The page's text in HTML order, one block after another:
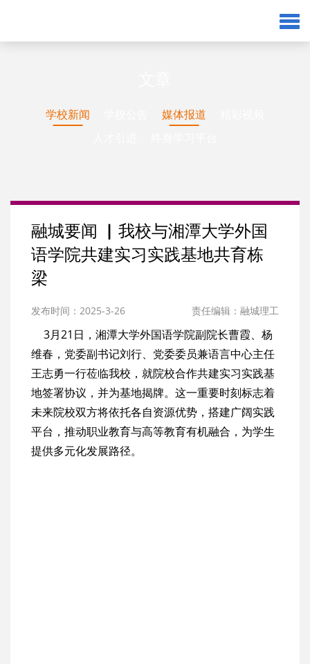
学校新闻 媒体报道
融城要闻 ▏我校与湘潭大学外国
语学院共建实习实践基地共育栋
梁
发布时间：2025-3-26 责任编辑：融城理工
3月21日，湘潭大学外国语学院副院长曹霞、杨
维春，党委副书记刘行、党委委员兼语言中心主任
王志勇一行莅临我校，就院校合作共建实习实践基
地签署协议，并为基地揭牌。这一重要时刻标志着
未来院校双方将依托各自资源优势，搭建广阔实践
平台，推动职业教育与高等教育有机融合，为学生
提供多元化发展路径。